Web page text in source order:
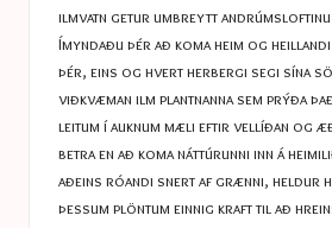
ilmvatn getur umbreytt andrúmsloftinu
Ímyndaðu þér að koma heim og
þér, eins og hvert herbergi segi sína
viðkvæman ilm plantnanna sem prýða
leitum í auknum mæli eftir vellíðan og
betra en að koma náttúrunni inn á
aðeins róandi snert af grænni, heldur
þessum plöntum einnig kraft til að